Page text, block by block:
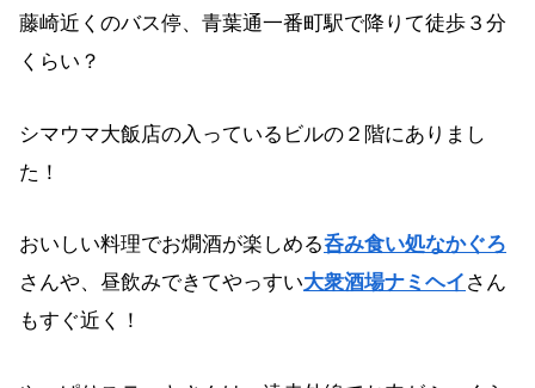
藤崎近くのバス停、青葉通一番町駅で降りて徒歩３分
くらい？
シマウマ大飯店の入っているビルの２階にありまし
た！
おいしい料理でお燗酒が楽しめる呑み食い処なかぐろ
さんや、昼飲みできてやっすい大衆酒場ナミヘイ さん
もすぐ近く！